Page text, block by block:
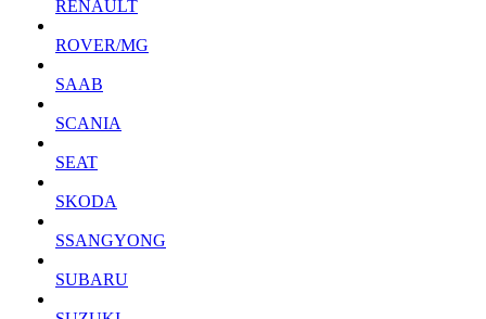
RENAULT
ROVER/MG
SAAB
SCANIA
SEAT
SKODA
SSANGYONG
SUBARU